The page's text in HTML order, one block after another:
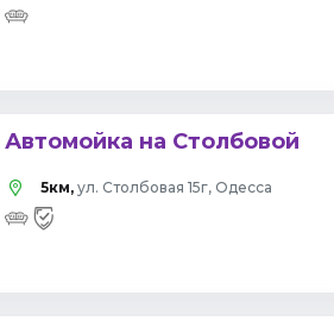
Автомойка на Столбовой
5км, ул. Столбовая 15г, Одесса